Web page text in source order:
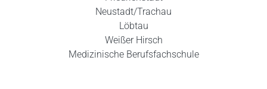
Neustadt/Trachau
Löbtau
Weißer Hirsch
Medizinische Berufsfachschule